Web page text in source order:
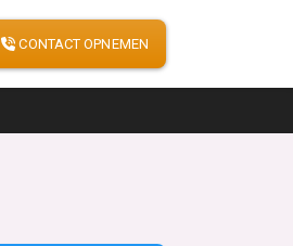
CONTACT OPNEMEN